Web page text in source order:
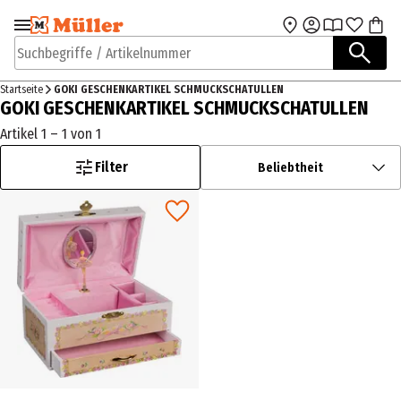
Zur Navigation
springen
Zum Hauptinhalt
Suchbegriffe / Artikelnummer
Startseite GOKI GESCHENKARTIKEL SCHMUCKSCHATULLEN
GOKI GESCHENKARTIKEL SCHMUCKSCHATULLEN
Artikel 1 – 1 von 1
Filter
Beliebtheit